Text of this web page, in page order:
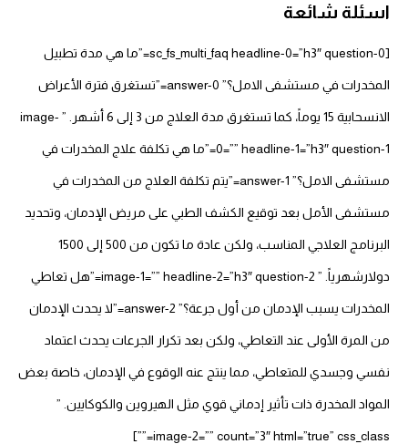
اسئلة شائعة
[sc_fs_multi_faq headline-0=”h3″ question-0=”ما هي مدة تطبيل
المخدرات في مستشفى الامل؟” answer-0=”تستغرق فترة الأعراض
الانسحابية 15 يوماً، كما تستغرق مدة العلاج من 3 إلى 6 أشهر. ” image-
0=”” headline-1=”h3″ question-1=”ما هي تكلفة علاج المخدرات في
مستشفى الامل؟” answer-1=”يتم تكلفة العلاج من المخدرات في
مستشفى الأمل بعد توقيع الكشف الطبي على مريض الإدمان، وتحديد
البرنامج العلاجي المناسب، ولكن عادة ما تكون من 500 إلى 1500
دولارشهرياً. ” image-1=”” headline-2=”h3″ question-2=”هل تعاطي
المخدرات يسبب الإدمان من أول جرعة؟” answer-2=”لا يحدث الإدمان
من المرة الأولى عند التعاطي، ولكن بعد تكرار الجرعات يحدث اعتماد
نفسي وجسدي للمتعاطي، مما ينتج عنه الوقوع في الإدمان، خاصة بعض
المواد المخدرة ذات تأثير إدماني قوي مثل الهيروين والكوكايين. ”
image-2=”” count=”3″ html=”true” css_class=””]